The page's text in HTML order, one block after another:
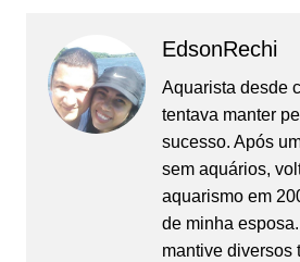
EdsonRechi
Aquarista desde
tentava manter
sucesso. Após
sem aquários,
aquarismo em
de minha
mantive diversos